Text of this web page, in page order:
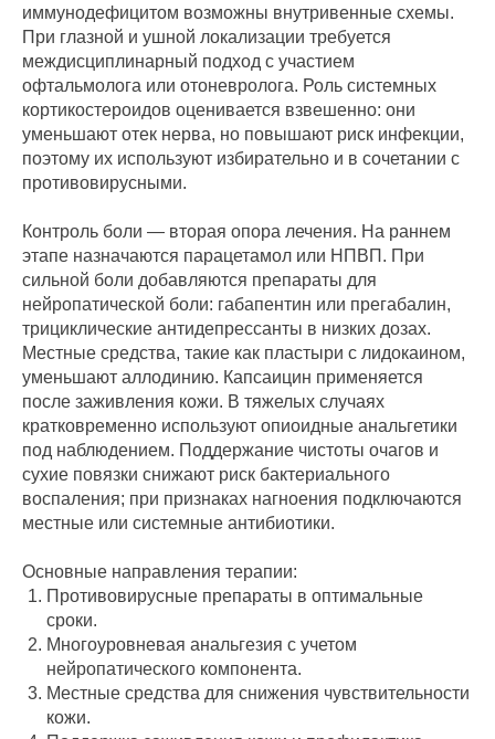
иммунодефицитом возможны внутривенные схемы.
При глазной и ушной локализации требуется
междисциплинарный подход с участием
офтальмолога или отоневролога. Роль системных
кортикостероидов оценивается взвешенно: они
уменьшают отек нерва, но повышают риск инфекции,
поэтому их используют избирательно и в сочетании с
противовирусными.
Контроль боли — вторая опора лечения. На раннем
этапе назначаются парацетамол или НПВП. При
сильной боли добавляются препараты для
нейропатической боли: габапентин или прегабалин,
трициклические антидепрессанты в низких дозах.
Местные средства, такие как пластыри с лидокаином,
уменьшают аллодинию. Капсаицин применяется
после заживления кожи. В тяжелых случаях
кратковременно используют опиоидные анальгетики
под наблюдением. Поддержание чистоты очагов и
сухие повязки снижают риск бактериального
воспаления; при признаках нагноения подключаются
местные или системные антибиотики.
Основные направления терапии:
Противовирусные препараты в оптимальные
сроки.
Многоуровневая анальгезия с учетом
нейропатического компонента.
Местные средства для снижения чувствительности
кожи.